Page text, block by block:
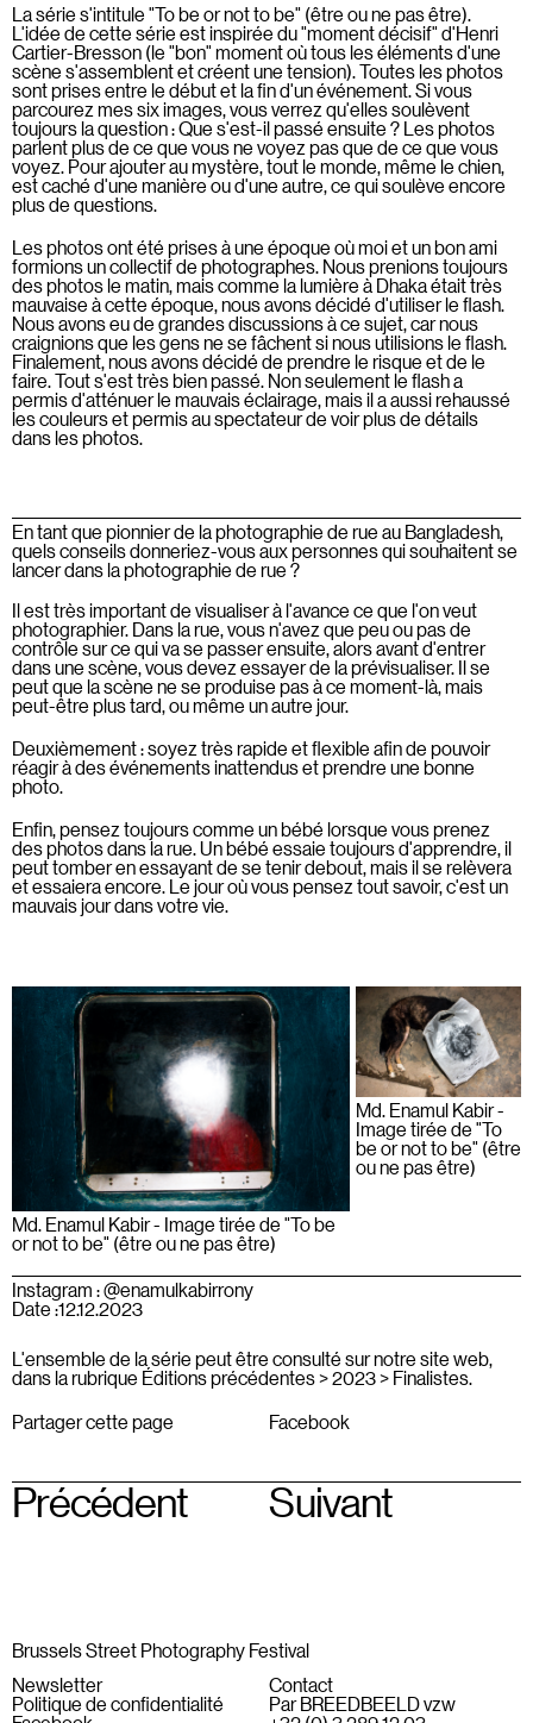
La série s'intitule "To be or not to be" (être ou ne pas être).
L'idée de cette série est inspirée du "moment décisif" d'Henri
Cartier-Bresson (le "bon" moment où tous les éléments d'une
scène s'assemblent et créent une tension). Toutes les photos
sont prises entre le début et la fin d'un événement. Si vous
parcourez mes six images, vous verrez qu'elles soulèvent
toujours la question : Que s'est-il passé ensuite ? Les photos
parlent plus de ce que vous ne voyez pas que de ce que vous
voyez. Pour ajouter au mystère, tout le monde, même le chien,
est caché d'une manière ou d'une autre, ce qui soulève encore
plus de questions.
Les photos ont été prises à une époque où moi et un bon ami
formions un collectif de photographes. Nous prenions toujours
des photos le matin, mais comme la lumière à Dhaka était très
mauvaise à cette époque, nous avons décidé d'utiliser le flash.
Nous avons eu de grandes discussions à ce sujet, car nous
craignions que les gens ne se fâchent si nous utilisions le flash.
Finalement, nous avons décidé de prendre le risque et de le
faire. Tout s'est très bien passé. Non seulement le flash a
permis d'atténuer le mauvais éclairage, mais il a aussi rehaussé
les couleurs et permis au spectateur de voir plus de détails
dans les photos.
En tant que pionnier de la photographie de rue au Bangladesh,
quels conseils donneriez-vous aux personnes qui souhaitent se
lancer dans la photographie de rue ?
Il est très important de visualiser à l'avance ce que l'on veut
photographier. Dans la rue, vous n'avez que peu ou pas de
contrôle sur ce qui va se passer ensuite, alors avant d'entrer
dans une scène, vous devez essayer de la prévisualiser. Il se
peut que la scène ne se produise pas à ce moment-là, mais
peut-être plus tard, ou même un autre jour.
Deuxièmement : soyez très rapide et flexible afin de pouvoir
réagir à des événements inattendus et prendre une bonne
photo.
Enfin, pensez toujours comme un bébé lorsque vous prenez
des photos dans la rue. Un bébé essaie toujours d'apprendre, il
peut tomber en essayant de se tenir debout, mais il se relèvera
et essaiera encore. Le jour où vous pensez tout savoir, c'est un
mauvais jour dans votre vie.
Md. Enamul Kabir - Image tirée de "To be
or not to be" (être ou ne pas être)
Md. Enamul Kabir -
Image tirée de "To
be or not to be" (être
ou ne pas être)
Instagram : @enamulkabirrony
Date :12.12.2023
L'ensemble de la série peut être consulté sur notre site web,
dans la rubrique Éditions précédentes > 2023 > Finalistes.
Partager cette page
Facebook
Précédent Suivant
Brussels Street Photography Festival
Newsletter
Politique de confidentialité
Contact
Par BREEDBEELD vzw